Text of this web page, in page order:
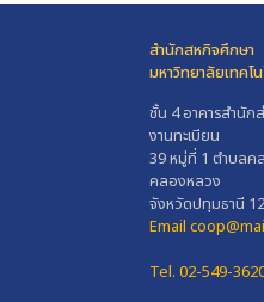
สำนักสหกิจศึกษา
มหาวิทยาลัยเทค
ชั้น 4 อาคารสำนัก
งานทะเบียน
39 หมู่ที่ 1 ตำบลค
คลองหลวง
จังหวัดปทุมธานี
Email
Tel. 02-549-